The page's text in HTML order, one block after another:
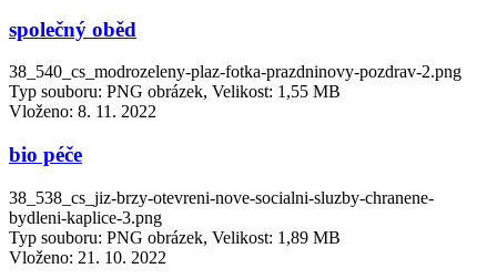
společný oběd
38_540_cs_modrozeleny-plaz-fotka-prazdninovy-pozdrav-2.png
Typ souboru: PNG obrázek, Velikost: 1,55 MB
Vloženo: 8. 11. 2022
bio péče
38_538_cs_jiz-brzy-otevreni-nove-socialni-sluzby-chranene-
bydleni-kaplice-3.png
Typ souboru: PNG obrázek, Velikost: 1,89 MB
Vloženo: 21. 10. 2022